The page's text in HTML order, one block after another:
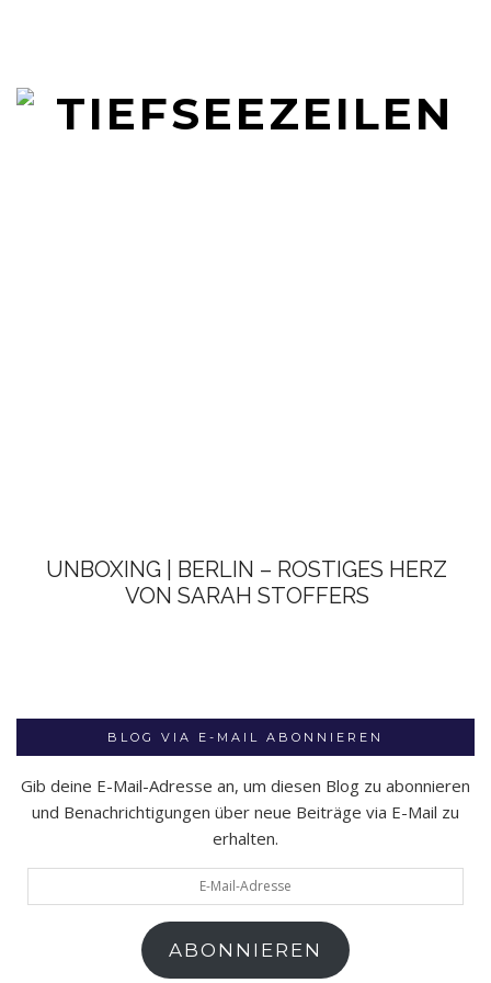
UNBOXING | BERLIN – ROSTIGES HERZ
VON SARAH STOFFERS
BLOG VIA E-MAIL ABONNIEREN
Gib deine E-Mail-Adresse an, um diesen Blog zu abonnieren
und Benachrichtigungen über neue Beiträge via E-Mail zu
erhalten.
Mail-
ABONNIEREN